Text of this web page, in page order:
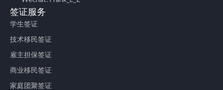
签证服务
学生签证
技术移民签证
雇主担保签证
商业移民签证
家庭团聚签证